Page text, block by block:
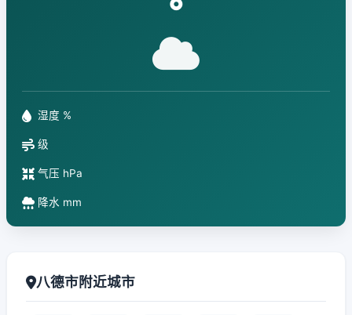
°
湿度 %
级
气压 hPa
降水 mm
八德市附近城市